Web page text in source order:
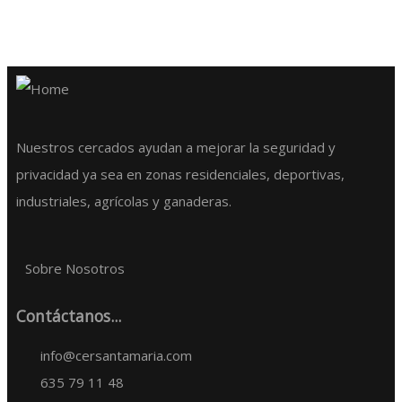
Valla Inclinada
malla metálica.
Nuestros cercados ayudan a mejorar la seguridad y
privacidad ya sea en zonas residenciales, deportivas,
industriales, agrícolas y ganaderas.
Sobre Nosotros
Contáctanos...
info@cersantamaria.com
635 79 11 48